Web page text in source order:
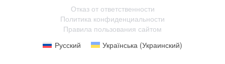
Отказ от ответственности
Политика конфиденциальности
Правила пользования сайтом
Русский
Українська (Украинский)